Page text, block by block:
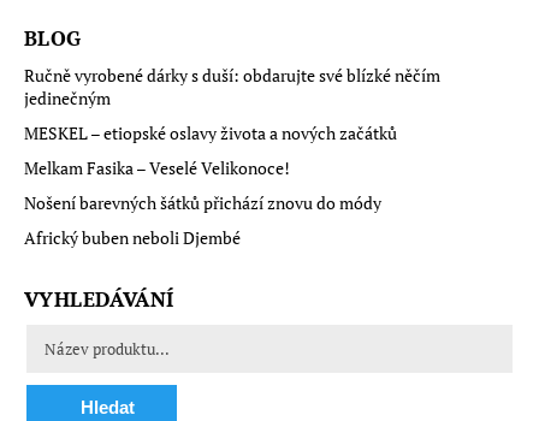
BLOG
Ručně vyrobené dárky s duší: obdarujte své blízké něčím
jedinečným
MESKEL – etiopské oslavy života a nových začátků
Melkam Fasika – Veselé Velikonoce!
Nošení barevných šátků přichází znovu do módy
Africký buben neboli Djembé
VYHLEDÁVÁNÍ
Hledat